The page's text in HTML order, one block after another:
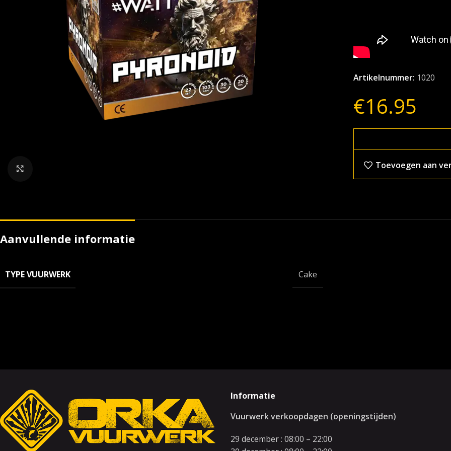
Artikelnummer: 1020
€16.95
Toevoegen aan
Aanvullende informatie
TYPE VUURWERK Cake
Informatie
Vuurwerk verkoopdagen (openingstijden)
29 december : 08:00 – 22:00